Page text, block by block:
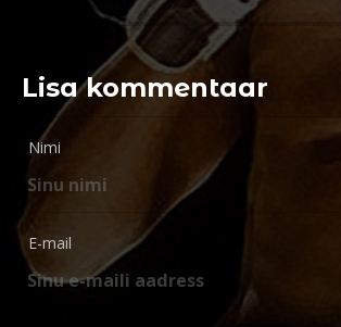
Lisa kommentaar
Nimi
E-mail